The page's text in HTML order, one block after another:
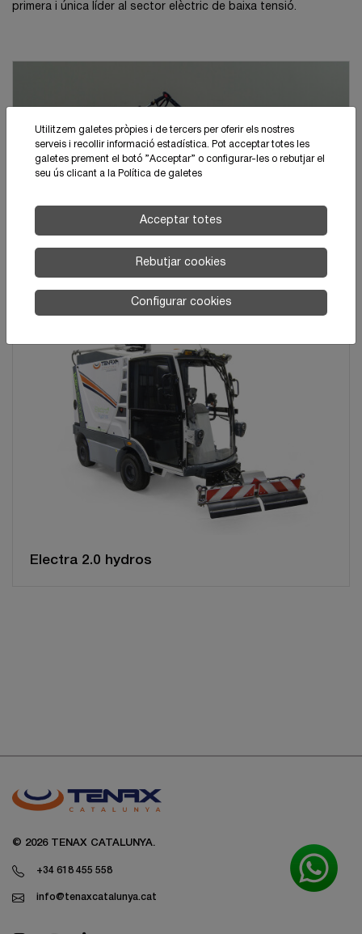
primera i única líder al sector elèctric de baixa tensió.
MaxWind hydro
Electra 2.0 hydros
© 2026 TENAX CATALUNYA.
+34 618 455 558
info@tenaxcatalunya.cat
Utilitzem galetes pròpies i de tercers per oferir els nostres
serveis i recollir informació estadística. Pot acceptar totes les
galetes prement el botó ”Acceptar” o configurar-les o rebutjar el
seu ús clicant a la Política de galetes
Acceptar totes
Rebutjar cookies
Configurar cookies